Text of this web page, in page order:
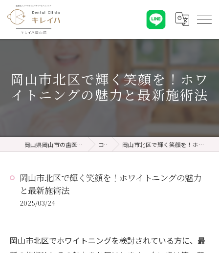
岡山市北区で輝く笑顔を！ホワ
イトニングの魅力と最新施術法
岡山県岡山市の歯医者ならキレイハ岡山院 コラム 岡山市北区で輝く笑顔を！ホワイトニングの魅力と最新施術法
岡山市北区で輝く笑顔を！ホワイトニングの魅力
と最新施術法
2025/03/24
岡山市北区でホワイトニングを検討されている方に、最